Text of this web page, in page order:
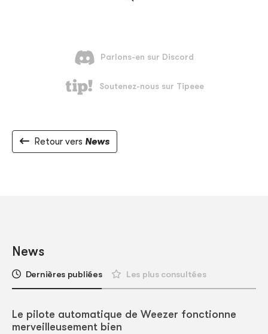
Retour vers News
News
Dernières publiées Les plus consultées
Le pilote automatique de Weezer fonctionne
merveilleusement bien